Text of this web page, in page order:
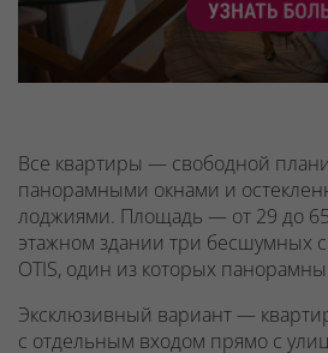
Все квартиры — свободной
панорамными окнами и
лоджиями. Площадь — от 29 до
этажном здании три бесшумных
OTIS, один из которых
Эксклюзивный вариант —
с отдельным входом прямо с